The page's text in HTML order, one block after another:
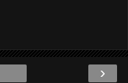
›